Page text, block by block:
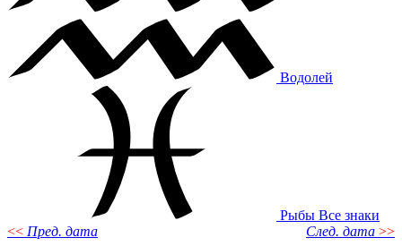
Водолей
Рыбы Все знаки
<< Пред. дата След. дата >>